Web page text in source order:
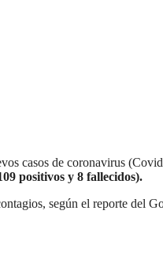
casos de coronavirus
positivos y 8 fallecidos).
según el reporte del